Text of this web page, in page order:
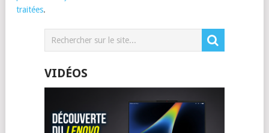
traitées.
VIDÉOS